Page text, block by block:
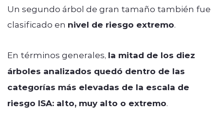
Un segundo árbol de gran tamaño también fue
clasificado en nivel de riesgo extremo.
En términos generales, la mitad de los diez
árboles analizados quedó dentro de las
categorías más elevadas de la escala de
riesgo ISA: alto, muy alto o extremo.